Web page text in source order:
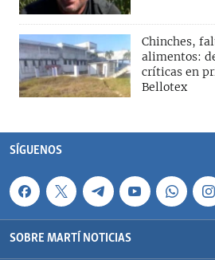
Chinches,
alimentos:
críticas en
Bellotex
SÍGUENOS
SOBRE MARTÍ NOTICIAS